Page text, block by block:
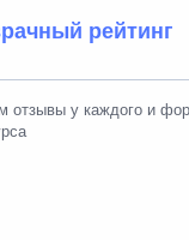
рейтинг
отзывы у каждого и